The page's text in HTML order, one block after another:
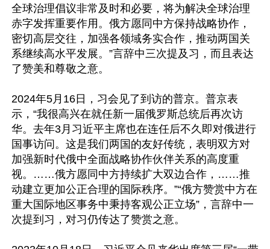
全球治理倡议非常及时和必要，将为解决全球治理
赤字发挥重要作用。俄方愿同中方保持战略协作，
密切高层交往，加强各领域务实合作，推动两国关
系继续高水平发展。”言辞中三次提及习，而且表达
了赞美和尊敬之意。
2024年5月16日，习会见了到访的普京。普京表
示，“我很高兴在就任新一届俄罗斯总统后再次访
华。去年3月习近平主席也在连任后不久即对俄进行
国事访问。这是我们两国的友好传统，表明双方对
加强新时代俄中全面战略协作伙伴关系的高度重
视。……俄方愿同中方持续扩大双边合作，……推
动建立更加公正合理的国际秩序。”“俄方赞赏中方在
重大国际地区事务中秉持客观公正立场”，言辞中一
次提到习，对习仍传达了赞赏之意。